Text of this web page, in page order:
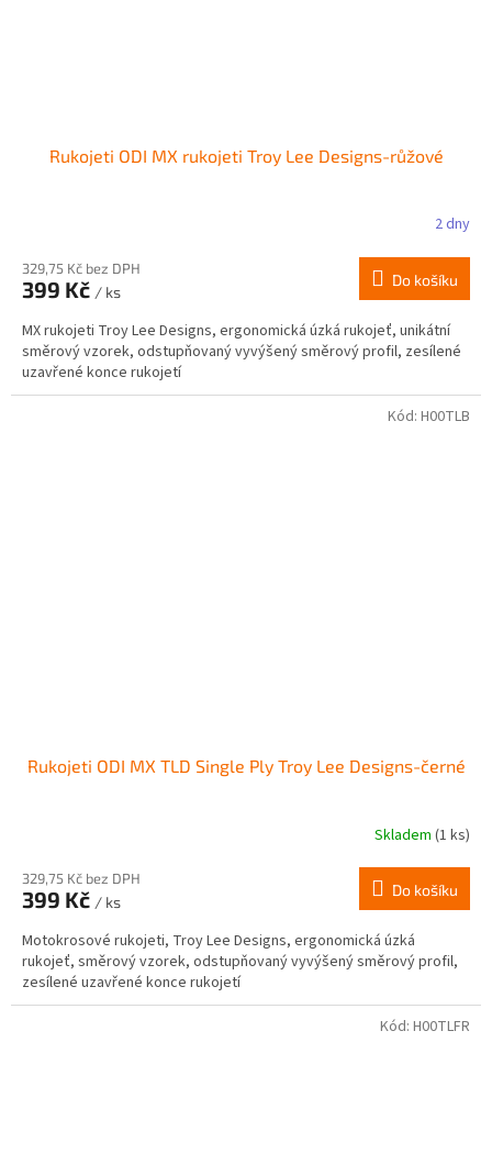
Rukojeti ODI MX rukojeti Troy Lee Designs-růžové
2 dny
329,75 Kč bez DPH
399 Kč / ks
Do košíku
MX rukojeti Troy Lee Designs, ergonomická úzká rukojeť, unikátní
směrový vzorek, odstupňovaný vyvýšený směrový profil, zesílené
uzavřené konce rukojetí
Rukojeti ODI MX TLD Single Ply Troy Lee Designs-černé
Skladem (1 ks)
329,75 Kč bez DPH
399 Kč / ks
Do košíku
Motokrosové rukojeti, Troy Lee Designs, ergonomická úzká
rukojeť, směrový vzorek, odstupňovaný vyvýšený směrový profil,
zesílené uzavřené konce rukojetí
Kód: H00TLB
Kód: H00TLFR